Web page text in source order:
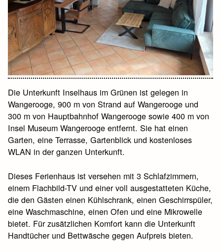
Die Unterkunft Inselhaus im Grünen ist gelegen in
Wangerooge, 900 m von Strand auf Wangerooge und
300 m von Hauptbahnhof Wangerooge sowie 400 m von
Insel Museum Wangerooge entfernt. Sie hat einen
Garten, eine Terrasse, Gartenblick und kostenloses
WLAN in der ganzen Unterkunft.
Dieses Ferienhaus ist versehen mit 3 Schlafzimmern,
einem Flachbild-TV und einer voll ausgestatteten Küche,
die den Gästen einen Kühlschrank, einen Geschirrspüler,
eine Waschmaschine, einen Ofen und eine Mikrowelle
bietet. Für zusätzlichen Komfort kann die Unterkunft
Handtücher und Bettwäsche gegen Aufpreis bieten.